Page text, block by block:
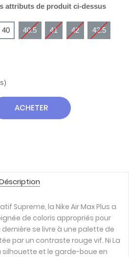
attributs de produit ci-dessus
40 40.5 41 42 42.5
ACHETER
Supreme, la Nike Air Max Plus a
de coloris appropriés pour
dernière se livre à une palette de
par un contraste rouge vif. Ni La
silhouette et le garde-boue en